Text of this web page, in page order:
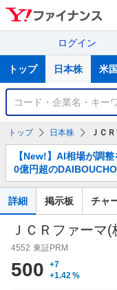
ログイン
サ
トップ 日本株 米
銘
検
トップ 日本株 ＪＣ
知
ら
せ
【New!】AI相場が調
0億円超の
詳細 掲示板 チャ
ＪＣＲファーマ(
4552 東証PRM
500
+7
+1.42 %